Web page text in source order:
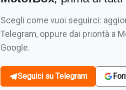
Scegli come vuoi seguirci:
Telegram, oppure dai priorità a
Google.
Seguici su Telegram